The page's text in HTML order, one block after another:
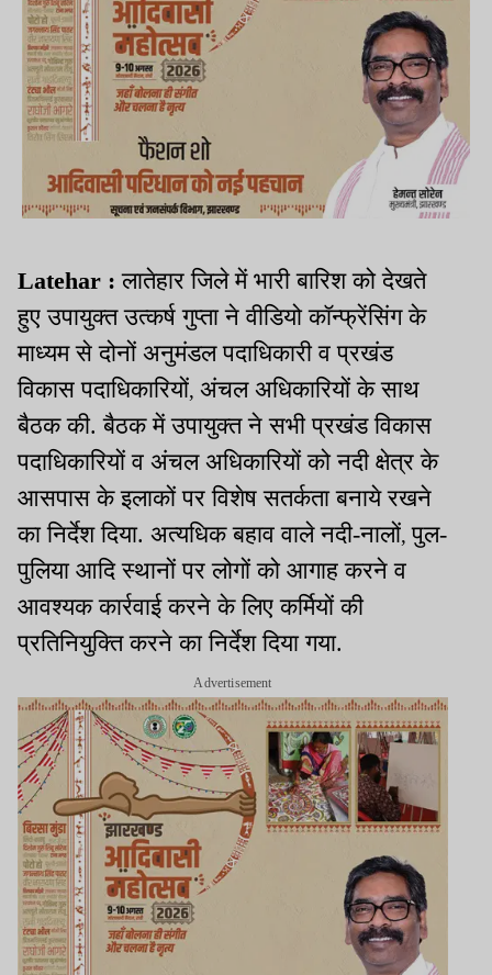
Latehar : लातेहार जिले में भारी बारिश को देखते
हुए उपायुक्त उत्कर्ष गुप्ता ने वीडियो कॉन्फ्रेंसिंग के
माध्यम से दोनों अनुमंडल पदाधिकारी व प्रखंड
विकास पदाधिकारियों, अंचल अधिकारियों के साथ
बैठक की. बैठक में उपायुक्त ने सभी प्रखंड विकास
पदाधिकारियों व अंचल अधिकारियों को नदी क्षेत्र के
आसपास के इलाकों पर विशेष सतर्कता बनाये रखने
का निर्देश दिया. अत्यधिक बहाव वाले नदी-नालों,पुल-
पुलिया आदि स्थानों पर लोगों को आगाह करने व
आवश्यक कार्रवाई करने के लिए कर्मियों की
प्रतिनियुक्ति करने का निर्देश दिया गया.
Advertisement